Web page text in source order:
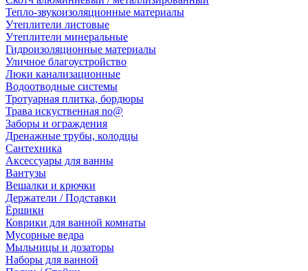
Тепло-звукоизоляционные материалы
Утеплители листовые
Утеплители минеральные
Гидроизоляционные материалы
Уличное благоустройство
Люки канализационные
Водоотводные системы
Тротуарная плитка, бордюры
Трава искуственная no@
Заборы и ограждения
Дренажные трубы, колодцы
Сантехника
Аксессуары для ванны
Вантузы
Вешалки и крючки
Держатели / Подставки
Ёршики
Коврики для ванной комнаты
Мусорные ведра
Мыльницы и дозаторы
Наборы для ванной